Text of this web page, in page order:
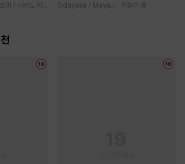
것을 포기한 평
[단행본]
미 / 시바노 이즈미
혀진 왕녀지만 정
Odayaka / Maya Koike을 뻔한 늑대가 운
카놀라 유